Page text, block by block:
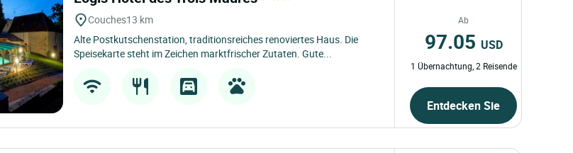
Couches13 km
Alte Postkutschenstation, traditionsreiches renoviertes Haus. Die
Speisekarte steht im Zeichen marktfrischer Zutaten. Gute...
Ab
97.05 USD
1 Übernachtung, 2 Reisende
Entdecken Sie